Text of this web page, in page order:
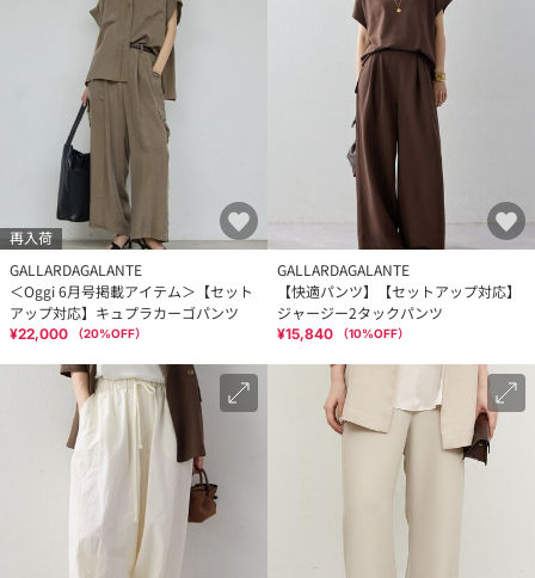
再入荷
GALLARDAGALANTE
＜Oggi 6月号掲載アイテム＞【セット
アップ対応】キュプラカーゴパンツ
¥22,000 （20%OFF）
GALLARDAGALANTE
【快適パンツ】【セットアップ対応】
ジャージー2タックパンツ
¥15,840 （10%OFF）